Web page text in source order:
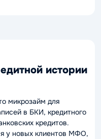
истории
микрозайм для
в БКИ, кредитного
кредитов.
у новых клиентов МФО,